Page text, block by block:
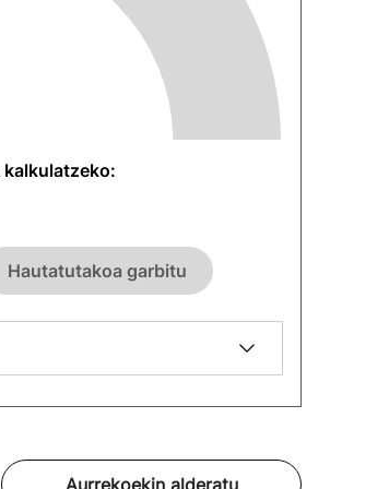
kalkulatzeko:
Hautatutakoa garbitu
Aurrekoekin alderatu